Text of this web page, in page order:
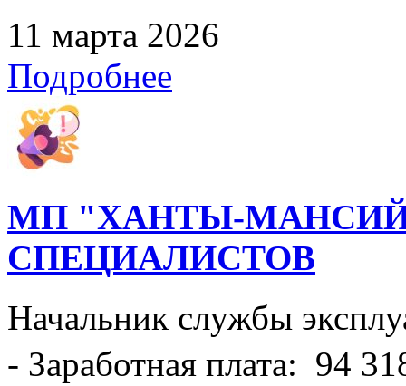
11 марта 2026
Подробнее
МП "ХАНТЫ-
СПЕЦИАЛИСТОВ
Начальник службы
- Заработная плата: 94